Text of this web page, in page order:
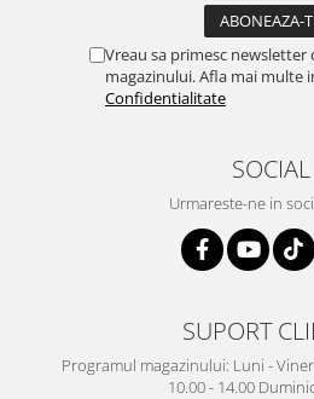
Vreau sa primesc
magazinului. Afla mai multe
Confidentialitate
SOCIAL
Urmareste-ne in
SUPORT
Programul magazinului: Luni -
10.00 - 14.00